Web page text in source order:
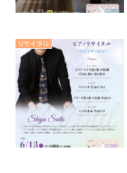
リサイタル